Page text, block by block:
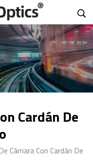
Cardán De
Cámara Con Cardán De